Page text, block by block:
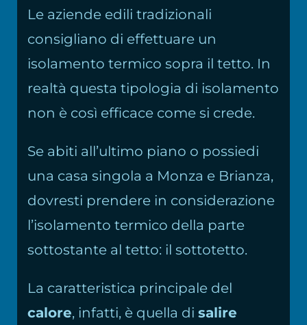
Le aziende edili tradizionali
consigliano di effettuare un
isolamento termico sopra il tetto. In
realtà questa tipologia di isolamento
non è così efficace come si crede.
Se abiti all’ultimo piano o possiedi
una casa singola a Monza e Brianza,
dovresti prendere in considerazione
l’isolamento termico della parte
sottostante al tetto: il sottotetto.
La caratteristica principale del
calore, infatti, è quella di salire